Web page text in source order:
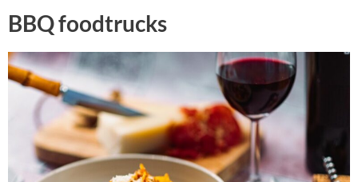
BBQ foodtrucks